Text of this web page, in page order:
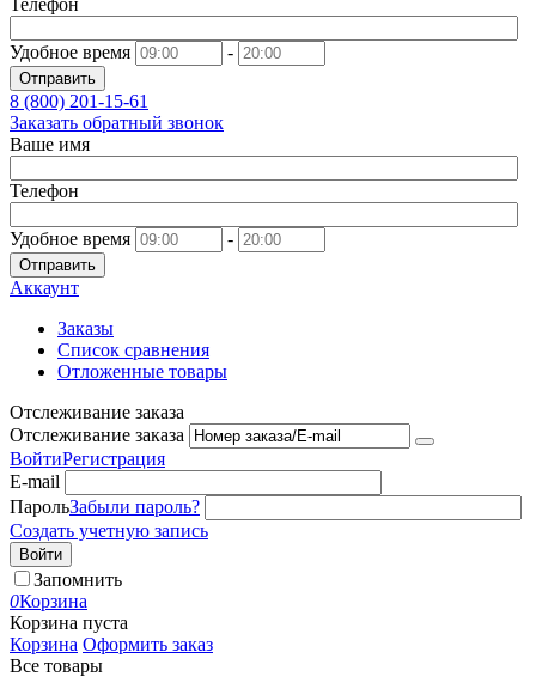
Телефон
Удобное время -
Отправить
8 (800) 201-15-61
Заказать обратный звонок
Ваше имя
Телефон
Удобное время -
Отправить
Аккаунт
Заказы
Список сравнения
Отложенные товары
Отслеживание заказа
Отслеживание заказа
ВойтиРегистрация
E-mail
ПарольЗабыли пароль?
Создать учетную запись
Войти
Запомнить
0Корзина
Корзина пуста
Корзина Оформить заказ
Все товары